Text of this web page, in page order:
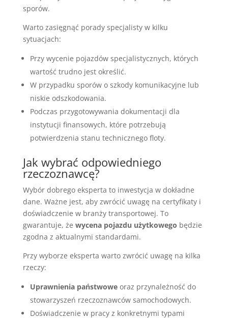
sporów.
Warto zasięgnąć porady specjalisty w kilku
sytuacjach:
Przy wycenie pojazdów specjalistycznych, których
wartość trudno jest określić.
W przypadku sporów o szkody komunikacyjne lub
niskie odszkodowania.
Podczas przygotowywania dokumentacji dla
instytucji finansowych, które potrzebują
potwierdzenia stanu technicznego floty.
Jak wybrać odpowiedniego
rzeczoznawcę?
Wybór dobrego eksperta to inwestycja w dokładne
dane. Ważne jest, aby zwrócić uwagę na certyfikaty i
doświadczenie w branży transportowej. To
gwarantuje, że wycena pojazdu użytkowego będzie
zgodna z aktualnymi standardami.
Przy wyborze eksperta warto zwrócić uwagę na kilka
rzeczy:
Uprawnienia państwoweoraz przynależność do
stowarzyszeń rzeczoznawców samochodowych.
Doświadczenie w pracy z konkretnymi typami